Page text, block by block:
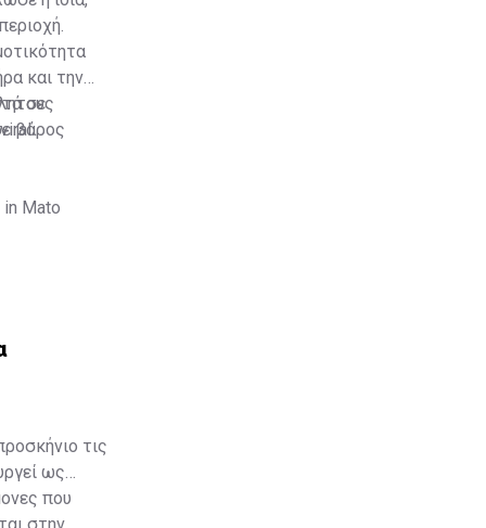
και την
σε
βάρος
Mato
τις
ως
που
στην